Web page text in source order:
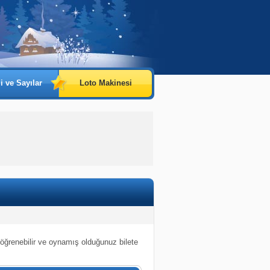
ve Sayılar Loto Makinesi
ve oynamış olduğunuz bilete